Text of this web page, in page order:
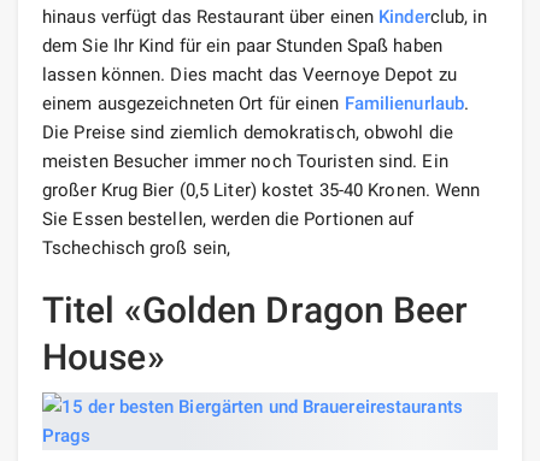
hinaus verfügt das Restaurant über einen Kinderclub, in
dem Sie Ihr Kind für ein paar Stunden Spaß haben
lassen können. Dies macht das Veernoye Depot zu
einem ausgezeichneten Ort für einen Familienurlaub.
Die Preise sind ziemlich demokratisch, obwohl die
meisten Besucher immer noch Touristen sind. Ein
großer Krug Bier (0,5 Liter) kostet 35-40 Kronen. Wenn
Sie Essen bestellen, werden die Portionen auf
Tschechisch groß sein,
Titel «Golden Dragon Beer
House»